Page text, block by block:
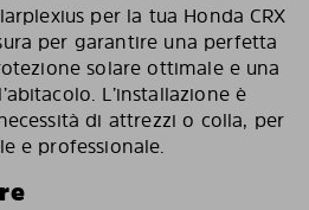
per la tua Honda CRX
per garantire una perfetta
solare ottimale e una
L’installazione è
di attrezzi o colla, per
e professionale.